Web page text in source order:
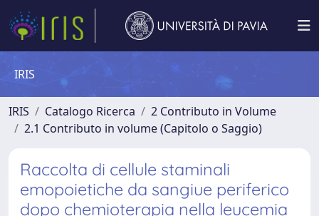
IRIS
IRIS Catalogo Ricerca
2 Contributo in Volume
2.1 Contributo in volume (Capitolo o Saggio)
Raccolta di cellule staminali
emopoietiche da sangiue periferico
dopo chemioterapia nella leucemia